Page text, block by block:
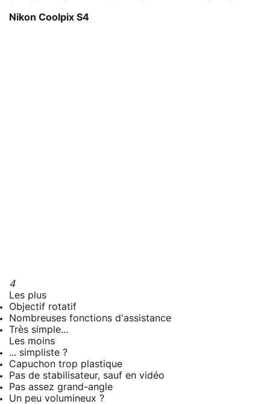
Nikon Coolpix S4
4
Les plus
Objectif rotatif
Nombreuses fonctions d'assistance
Très simple...
Les moins
... simpliste ?
Capuchon trop plastique
Pas de stabilisateur, sauf en vidéo
Pas assez grand-angle
Un peu volumineux ?